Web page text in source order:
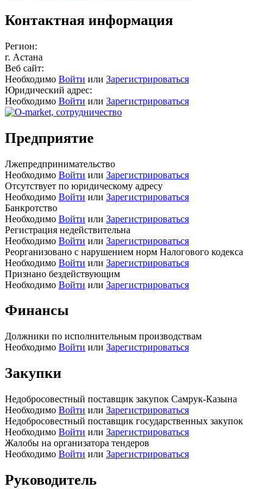
Контактная информация
Регион:
г. Астана
Веб сайт:
Необходимо Войти или Зарегистрироваться
Юридический адрес:
Необходимо Войти или Зарегистрироваться
Предприятие
Лжепредпринимательство
Необходимо Войти или Зарегистрироваться
Отсутствует по юридическому адресу
Необходимо Войти или Зарегистрироваться
Банкротство
Необходимо Войти или Зарегистрироваться
Регистрация недействительна
Необходимо Войти или Зарегистрироваться
Реорганизовано с нарушением норм Налогового кодекса
Необходимо Войти или Зарегистрироваться
Признано бездействующим
Необходимо Войти или Зарегистрироваться
Финансы
Должники по исполнительным производствам
Необходимо Войти или Зарегистрироваться
Закупки
Недобросовестный поставщик закупок Самрук-Казына
Необходимо Войти или Зарегистрироваться
Недобросовестный поставщик государственных закупок
Необходимо Войти или Зарегистрироваться
Жалобы на организатора тендеров
Необходимо Войти или Зарегистрироваться
Руководитель